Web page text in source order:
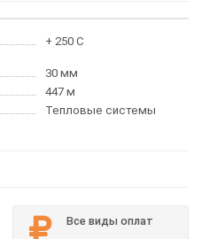
+ 250 С
30 мм
447 м
Тепловые системы
Все виды оплат